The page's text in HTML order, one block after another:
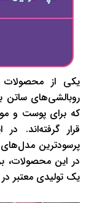
یکی از محصولات
روبالشی‌های ساتن
که برای پوست و مو
قرار گرفته‌اند.
پرسودترین مدل‌های
در این محصولات،
یک تولیدی معتبر در